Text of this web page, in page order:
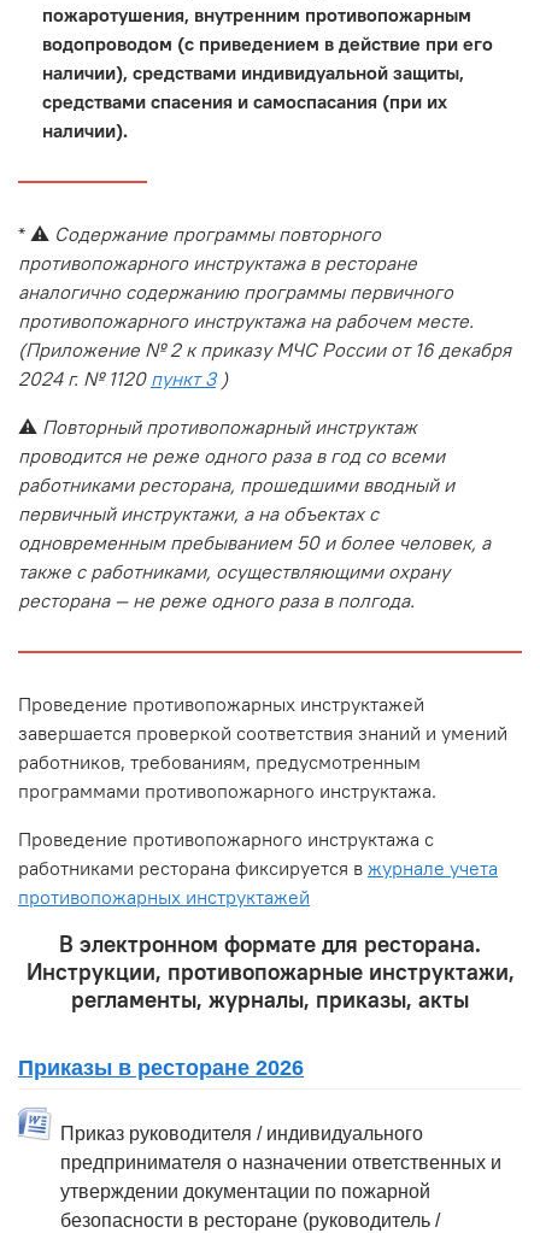
пожаротушения, внутренним противопожарным
водопроводом (с приведением в действие при его
наличии), средствами индивидуальной защиты,
средствами спасения и самоспасания (при их
наличии).
* ⚠️ Содержание программы повторного
противопожарного инструктажа в ресторане
аналогично содержанию программы первичного
противопожарного инструктажа на рабочем месте.
(Приложение № 2 к приказу МЧС России от 16 декабря
2024 г. № 1120 пункт 3)
⚠️ Повторный противопожарный инструктаж
проводится не реже одного раза в год со всеми
работниками ресторана, прошедшими вводный и
первичный инструктажи, а на объектах с
одновременным пребыванием 50 и более человек, а
также с работниками, осуществляющими охрану
ресторана — не реже одного раза в полгода.
Проведение противопожарных инструктажей
завершается проверкой соответствия знаний и умений
работников, требованиям, предусмотренным
программами противопожарного инструктажа.
Проведение противопожарного инструктажа с
работниками ресторана фиксируется в журнале учета
противопожарных инструктажей
В электронном формате для ресторана.
Инструкции, противопожарные инструктажи,
регламенты, журналы, приказы, акты
Приказы в ресторане 2026
Приказ руководителя / индивидуального
предпринимателя о назначении ответственных и
утверждении документации по пожарной
безопасности в ресторане (руководитель /